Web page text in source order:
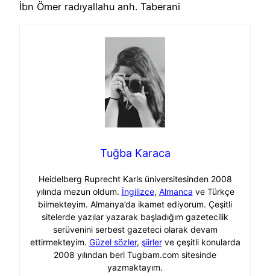
İbn Ömer radıyallahu anh. Taberani
Tuğba Karaca
Heidelberg Ruprecht Karls üniversitesinden 2008
yılında mezun oldum. İngilizce, Almanca ve Türkçe
bilmekteyim. Almanya’da ikamet ediyorum. Çeşitli
sitelerde yazılar yazarak başladığım gazetecilik
serüvenini serbest gazeteci olarak devam
ettirmekteyim. Güzel sözler, şiirlerve çeşitli konularda
2008 yılından beri Tugbam.com sitesinde
yazmaktayım.